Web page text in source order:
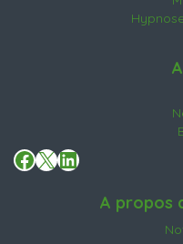
Facebook
X LinkedIn
A propos